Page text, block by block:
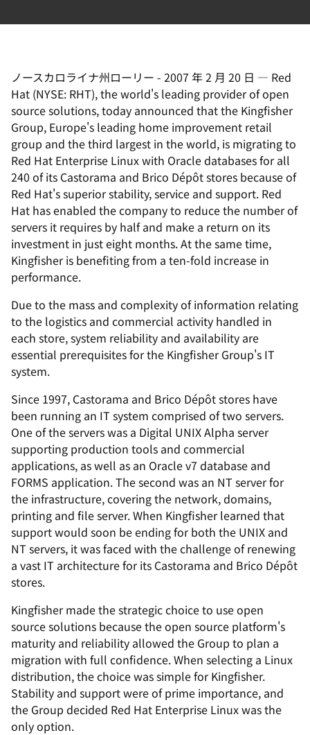
ノースカロライナ州ローリー - 2007 年 2 月 20 日 — Red
Hat (NYSE: RHT), the world's leading provider of open
source solutions, today announced that the Kingfisher
Group, Europe's leading home improvement retail
group and the third largest in the world, is migrating to
Red Hat Enterprise Linux with Oracle databases for all
240 of its Castorama and Brico Dépôt stores because of
Red Hat's superior stability, service and support. Red
Hat has enabled the company to reduce the number of
servers it requires by half and make a return on its
investment in just eight months. At the same time,
Kingfisher is benefiting from a ten-fold increase in
performance.
Due to the mass and complexity of information relating
to the logistics and commercial activity handled in
each store, system reliability and availability are
essential prerequisites for the Kingfisher Group's IT
system.
Since 1997, Castorama and Brico Dépôt stores have
been running an IT system comprised of two servers.
One of the servers was a Digital UNIX Alpha server
supporting production tools and commercial
applications, as well as an Oracle v7 database and
FORMS application. The second was an NT server for
the infrastructure, covering the network, domains,
printing and file server. When Kingfisher learned that
support would soon be ending for both the UNIX and
NT servers, it was faced with the challenge of renewing
a vast IT architecture for its Castorama and Brico Dépôt
stores.
Kingfisher made the strategic choice to use open
source solutions because the open source platform's
maturity and reliability allowed the Group to plan a
migration with full confidence. When selecting a Linux
distribution, the choice was simple for Kingfisher.
Stability and support were of prime importance, and
the Group decided Red Hat Enterprise Linux was the
only option.